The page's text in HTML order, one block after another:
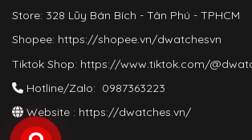
Store: 328 Lũy Bán Bích - Tân Phú - TPHCM
Shopee: https://shopee.vn/dwatchesvn
Tiktok Shop: https://www.tiktok.com/
Hotline/Zalo: 0987363223
Website : https://dwatches.vn/